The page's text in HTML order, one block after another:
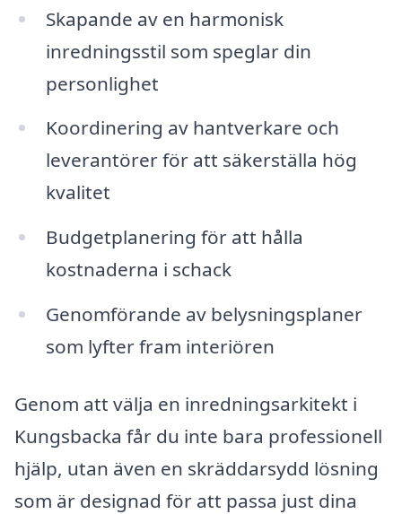
Skapande av en harmonisk
inredningsstil som speglar din
personlighet
Koordinering av hantverkare och
leverantörer för att säkerställa hög
kvalitet
Budgetplanering för att hålla
kostnaderna i schack
Genomförande av belysningsplaner
som lyfter fram interiören
Genom att välja en inredningsarkitekt i
Kungsbacka får du inte bara professionell
hjälp, utan även en skräddarsydd lösning
som är designad för att passa just dina